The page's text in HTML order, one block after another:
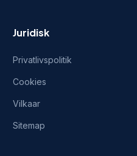
Juridisk
Privatlivspolitik
Cookies
Vilkaar
Sitemap